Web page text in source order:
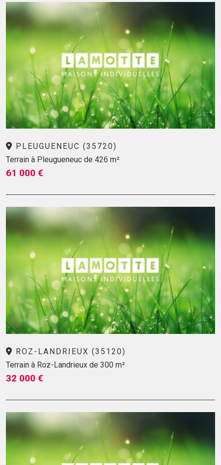
PLEUGUENEUC (35720)
Terrain à Pleugueneuc de 426 m²
61 000 €
ROZ-LANDRIEUX (35120)
Terrain à Roz-Landrieux de 300 m²
32 000 €